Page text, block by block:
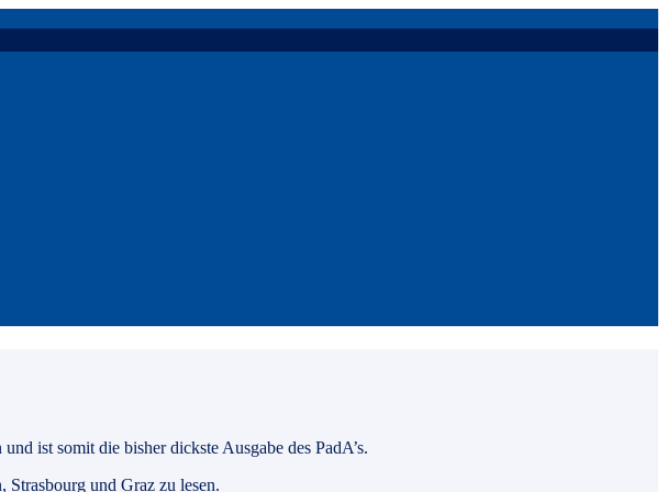
ist somit die bisher dickste Ausgabe des PadA’s.
Strasbourg und Graz zu lesen.